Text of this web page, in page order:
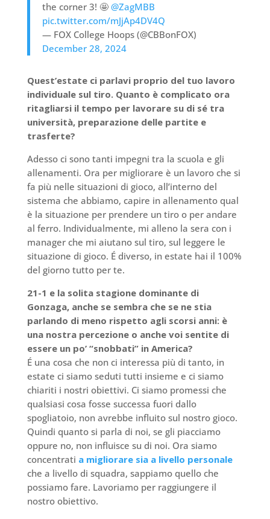
the corner 3! 🤩 @ZagMBB
pic.twitter.com/mJjAp4DV4Q
— FOX College Hoops (@CBBonFOX)
December 28, 2024
Quest’estate ci parlavi proprio del tuo lavoro
individuale sul tiro. Quanto è complicato ora
ritagliarsi il tempo per lavorare su di sé tra
università, preparazione delle partite e
trasferte?
Adesso ci sono tanti impegni tra la scuola e gli
allenamenti. Ora per migliorare è un lavoro che si
fa più nelle situazioni di gioco, all’interno del
sistema che abbiamo, capire in allenamento qual
è la situazione per prendere un tiro o per andare
al ferro. Individualmente, mi alleno la sera con i
manager che mi aiutano sul tiro, sul leggere le
situazione di gioco. É diverso, in estate hai il 100%
del giorno tutto per te.
21-1 e la solita stagione dominante di
Gonzaga, anche se sembra che se ne stia
parlando di meno rispetto agli scorsi anni: è
una nostra percezione o anche voi sentite di
essere un po’ “snobbati” in America?
É una cosa che non ci interessa più di tanto, in
estate ci siamo seduti tutti insieme e ci siamo
chiariti i nostri obiettivi. Ci siamo promessi che
qualsiasi cosa fosse successa fuori dallo
spogliatoio, non avrebbe influito sul nostro gioco.
Quindi quanto si parla di noi, se gli piacciamo
oppure no, non influisce su di noi. Ora siamo
concentrati a migliorare sia a livello personale
che a livello di squadra, sappiamo quello che
possiamo fare. Lavoriamo per raggiungere il
nostro obiettivo.